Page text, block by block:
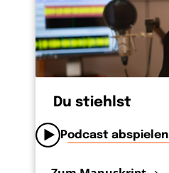
Du stiehlst
Podcast abspielen